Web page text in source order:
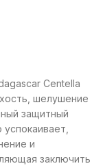
Centella
шелушение
защитный
и
заключить